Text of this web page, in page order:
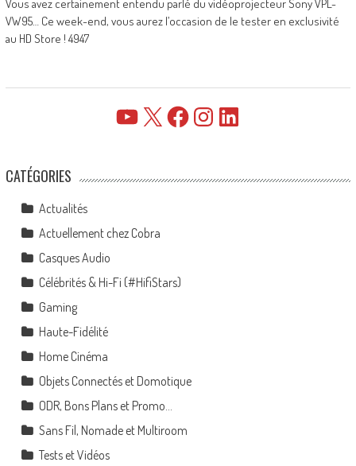
Vous avez certainement entendu parlé du vidéoprojecteur Sony VPL-
VW95… Ce week-end, vous aurez l’occasion de le tester en exclusivité
au HD Store ! 4947
YouTube FacebookInstagramLinkedIn
CATÉGORIES
Actualités
Actuellement chez Cobra
Casques Audio
Célébrités & Hi-Fi (#HifiStars)
Gaming
Haute-Fidélité
Home Cinéma
Objets Connectés et Domotique
ODR, Bons Plans et Promo…
Sans Fil, Nomade et Multiroom
Tests et Vidéos